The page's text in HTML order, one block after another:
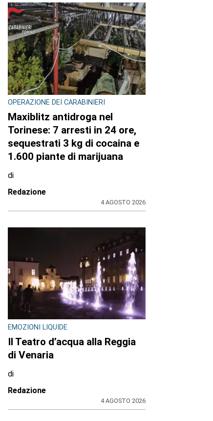
OPERAZIONE DEI CARABINIERI
Maxiblitz antidroga nel
Torinese: 7 arresti in 24 ore,
sequestrati 3 kg di cocaina e
1.600 piante di marijuana
di
Redazione
4 AGOSTO 2026
EMOZIONI LIQUIDE
Il Teatro d’acqua alla Reggia
di Venaria
di
Redazione
4 AGOSTO 2026